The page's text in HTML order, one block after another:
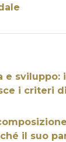
e sviluppo:
i criteri di
il suo